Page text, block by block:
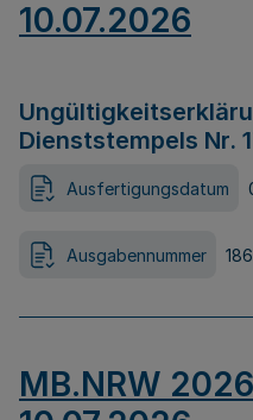
10.07.2026
Dienststempels Nr.
Ausfertigungsdatum
Ausgabennummer 186
MB.NRW